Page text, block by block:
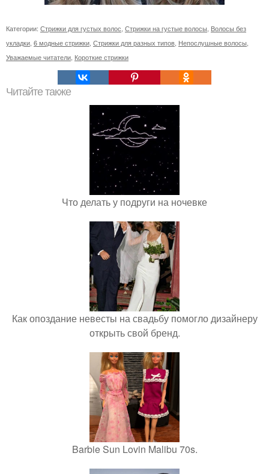
Категории: Стрижки для густых волос Стрижки на густые волосы Волосы без
укладки 6 модные стрижки Стрижки для разных типов Непослушные волосы
Уважаемые читатели Короткие стрижки
Читайте также
Что делать у подруги на ночевке
Как опоздание невесты на свадьбу помогло дизайнеру
открыть свой бренд.
Barbie Sun Lovin Malibu 70s.